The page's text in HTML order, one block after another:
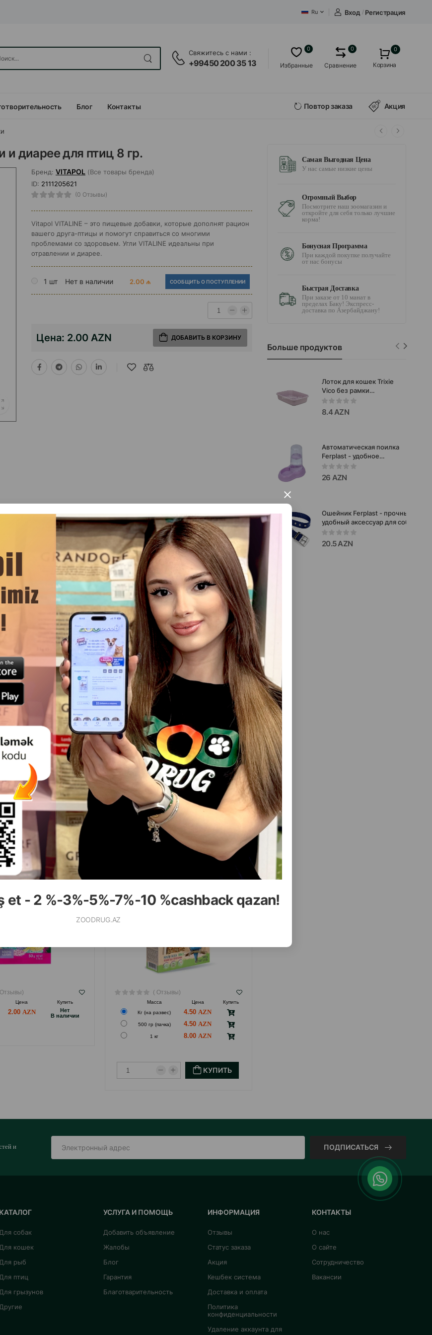
et - 2 %-3%-5%-7%-10 %cashback qazan!
ZOODRUG.AZ
×
Ru Вход / Регистрация
Свяжитесь с нами :
+99450 200 35 13 Избранные
0
Сравнение
0 0
Корзина
Блог Контакты Повтор заказа Акция
и диарее для птиц 8 гр.
Бренд: VITAPOL (Все товары бренда)
ID: 2111205621
(0 Отзывы)
Vitapol VITALINE – это пищевые добавки, которые дополнят рацион
вашего друга-птицы и помогут справиться со многими
проблемами со здоровьем. Угли VITALINE идеальны при
отравлении и диарее.
1 шт Нет в наличии 2.00 ₼ СООБЩИТЬ О ПОСТУПЛЕНИИ
Цена: 2.00 AZN ДОБАВИТЬ В КОРЗИНУ
Отзывы(0)
8 гр.
рацион вашего друга-птицы и помогут справиться со
системы птиц.
ДАЛЬШЕ
Смотреть Все
Смотреть Все
КОРМ VITAPOL VITALINE
+ КАЛЬЦИЙ (50 ГР)
Цена
Купить
2.00
Hет
B наличии
ПОЛНОРАЦИОННЫЙ КОРМ VITAPOL
KARMEO PREMIUM ДЛЯ ВОЛНИСТЫХ
ПОПУГАЙЧИКОВ 500 ГР #2100 / #2102..
( Отзывы)
Масса Цена
Купить
Кг (на развес)
4.50
500 гр (пачка) 4.50
1 кг 8.00
КУПИТЬ
ПОЛНОРАЦИОННЫЙ ФРУКТОВЫЙ КОРМ
Самая Выгодная Цена
У нас самые низкие цены
Огромный Выбор
Посмотрите наш зоомагазин и
откройте для себя только лучшие
корма!
Бонусная Программа
При каждой покупке получайте
от нас бонусы
Быстрая Доставка
При заказе от 10 манат в
пределах Баку! Экспресс-
доставка по Азербайджану!
Больше продуктов
Лоток для кошек Trixie
Vico без рамки
Цвет:сиреневый
Размер:27×9×37см
#4042
8.4 AZN
Автоматическая поилка
Ferplast - удобное
решение для
постоянного доступа
питомца к свежей
26 AZN
Ошейник Ferplast - прочный и
удобный аксессуар для собак, для
ежедневных прогулок и
использования.Размер:L.25мм/
20.5 AZN
и
ПОДПИСАТЬСЯ
КАТАЛОГ
Для собак
Для кошек
Для рыб
Для птиц
Для грызунов
Другие
УСЛУГА И ПОМОЩЬ
Добавить объявление
Жалобы
Блог
Гарантия
Благотварительность
ИНФОРМАЦИЯ
Отзывы
Статус заказа
Акция
Кешбек система
Доставка и оплата
Политика
конфиденциальности
Удаление аккаунта для
КОНТАКТЫ
О нас
О сайте
Сотрудничество
Вакансии